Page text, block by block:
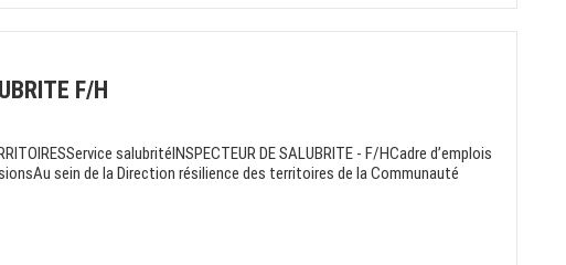
F/H
salubritéINSPECTEUR DE SALUBRITE - F/HCadre d’emplois
sein de la Direction résilience des territoires de la Communauté